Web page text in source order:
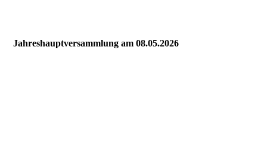
Jahreshauptversammlung am 08.05.2026